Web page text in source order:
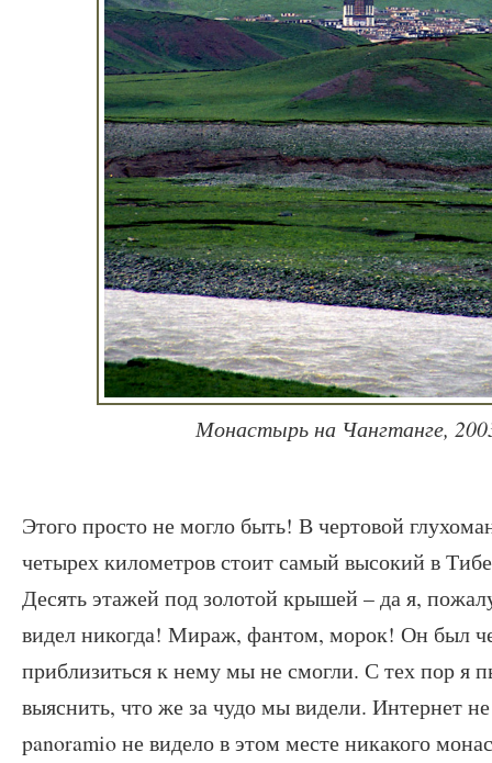
Монастырь на Чангтанге,
Этого просто не могло быть! В чертовой
четырех километров стоит самый высокий в
Десять этажей под золотой крышей – да я,
видел никогда! Мираж, фантом, морок! Он был
приблизиться к нему мы не смогли. С тех пор я
выяснить, что же за чудо мы видели. Интернет не
panoramio не видело в этом месте никакого